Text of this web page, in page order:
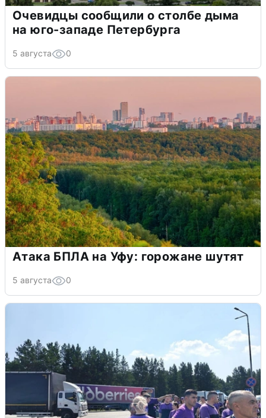
Очевидцы сообщили о столбе дыма
на юго-западе Петербурга
5 августа 0
Атака БПЛА на Уфу: горожане шутят
5 августа 0